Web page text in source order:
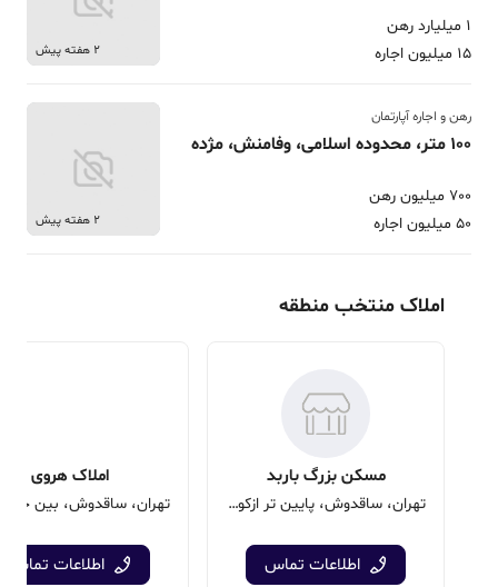
1 میلیارد رهن
15 میلیون اجاره
2 هفته پیش
رهن و اجاره آپارتمان
100 متر، محدوده اسلامی، وفامنش، مژده
700 میلیون رهن
50 میلیون اجاره
2 هفته پیش
املاک منتخب منطقه
مسکن بزرگ باربد
تهران، ساقدوش، پایین تر ازکوچه یاس
اطلاعات تماس
املاک هروی
اطلاعات تماس